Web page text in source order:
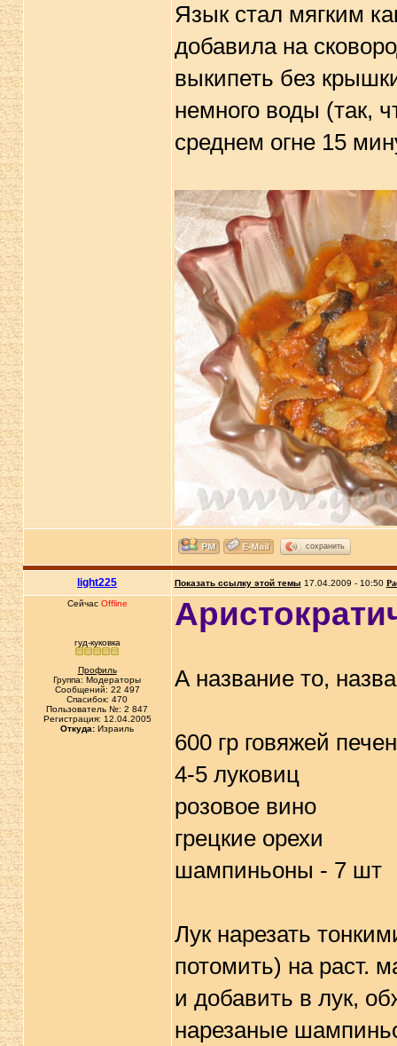
Язык стал мягким
добавила на
выкипеть без
немного воды (так,
среднем огне 15
сохранить
light225 Показать ссылку этой темы 17.04.2009 - 10:50
Сейчас Offline
гуд-куковка
Профиль
Группа: Модераторы
Сообщений: 22 497
Спасибок: 470
Пользователь №: 2 847
Регистрация: 12.04.2005
Откуда: Израиль
А название то,
600 гр говяжей
4-5 луковиц
розовое вино
грецкие орехи
шампиньоны - 7 шт
Лук нарезать
потомить) на раст.
и добавить в лук,
нарезаные